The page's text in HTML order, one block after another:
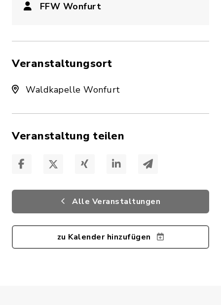
FFW Wonfurt
Veranstaltungsort
Waldkapelle Wonfurt
Veranstaltung teilen
Alle Veranstaltungen
zu Kalender hinzufügen